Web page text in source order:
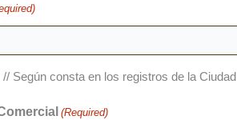
Según consta en los registros de la
(Required)